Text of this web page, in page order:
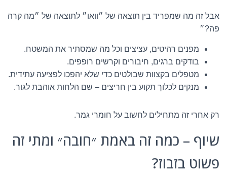
אבל זה מה שמפריד בין תוצאה של ״וואו״ לתוצאה של ״מה קרה
פה?״
מפנים רהיטים, עציצים וכל מה שמסתיר את המשטח.
בודקים ברגים, חיבורים וקרשים רופפים.
מטפלים בקצוות שבולטים כדי שלא יהפכו לפציעה עתידית.
מנקים לכלוך תקוע בין חריצים – שם הלחות אוהבת לגור.
רק אחרי זה מתחילים לחשוב על חומרי גמר.
שיוף – כמה זה באמת ״חובה״ ומתי זה
פשוט בזבוז?